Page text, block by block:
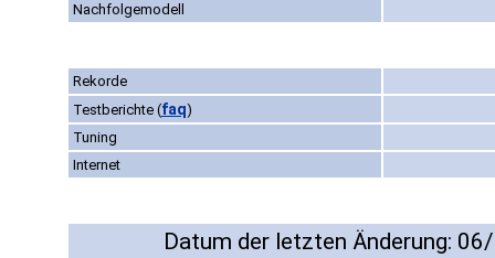
Nachfolgemodell
Rekorde
Testberichte (faq)
Tuning
Internet
Datum der letzten Änderung: